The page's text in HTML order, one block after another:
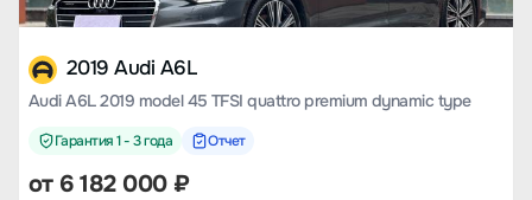
2019 Audi A6L
Audi A6L 2019 model 45 TFSI quattro premium dynamic type
Гарантия 1 - 3 года Отчет
от 6 182 000₽